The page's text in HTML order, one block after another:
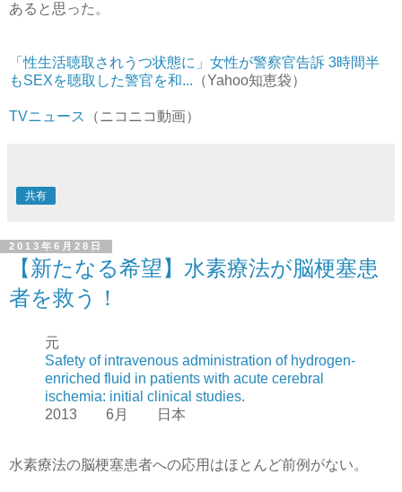
あると思った。
「性生活聴取されうつ状態に」女性が警察官告訴 3時間半
もSEXを聴取した警官を和... （Yahoo知恵袋）
TVニュース （ニコニコ動画）
共有
2013年6月28日
【新たなる希望】水素療法が脳梗塞患
者を救う！
元
Safety of intravenous administration of hydrogen-
enriched fluid in patients with acute cerebral
ischemia: initial clinical studies.
2013 6月 日本
水素療法の脳梗塞患者への応用はほとんど前例がない。